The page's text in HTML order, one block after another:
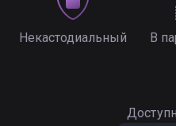
Некастодиальный В